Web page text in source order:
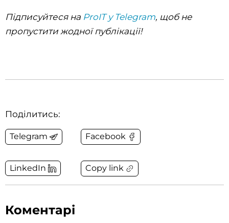
Підписуйтеся на ProIT у Telegram, щоб не
пропустити жодної публікації!
Поділитись:
Telegram Facebook
LinkedIn Copy link
Коментарі